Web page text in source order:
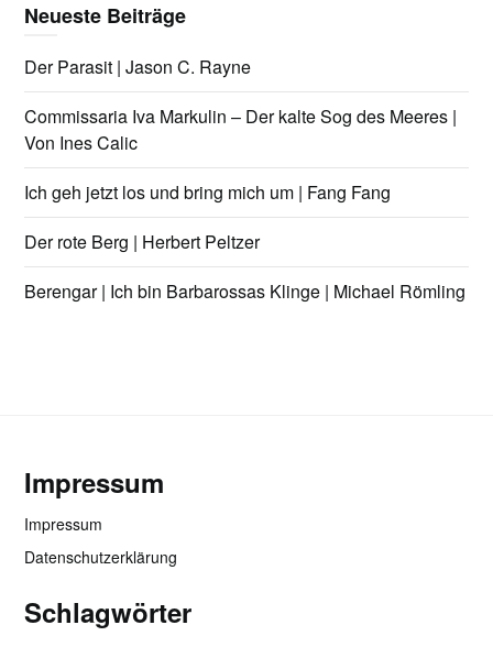
Neueste Beiträge
Der Parasit | Jason C. Rayne
Commissaria Iva Markulin – Der kalte Sog des Meeres |
Von Ines Calic
Ich geh jetzt los und bring mich um | Fang Fang
Der rote Berg | Herbert Peltzer
Berengar | Ich bin Barbarossas Klinge | Michael Römling
Impressum
Impressum
Datenschutzerklärung
Schlagwörter